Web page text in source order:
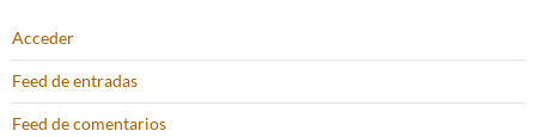
Acceder
Feed de entradas
Feed de comentarios